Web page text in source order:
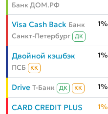
Банк ДОМ.РФ
Visa Cash Back Банк
Санкт-Петербург
ДК
1%
Двойной кэшбэк
ПСБ КК
1%
Drive Т-Банк ДК КК 1%
CARD CREDIT PLUS 1%